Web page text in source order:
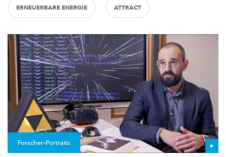
ERNEUERBARE ENERGIE ATTRACT
Forscher-Portraits